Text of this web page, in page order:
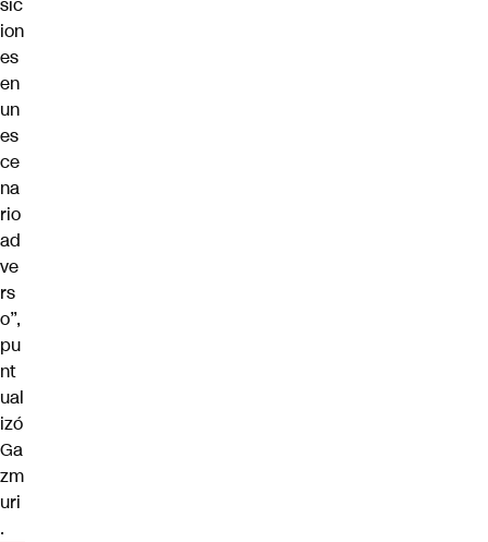
ion
es
en
un
es
ce
na
rio
ad
ve
rs
o”,
pu
nt
ual
izó
Ga
zm
uri
.